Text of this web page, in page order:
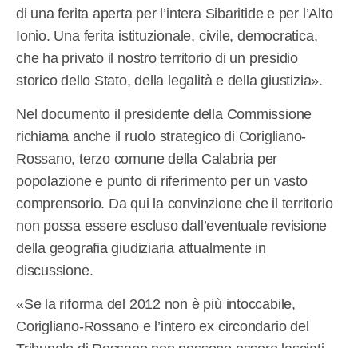
di una ferita aperta per l’intera Sibaritide e per l’Alto
Ionio. Una ferita istituzionale, civile, democratica,
che ha privato il nostro territorio di un presidio
storico dello Stato, della legalità e della giustizia».
Nel documento il presidente della Commissione
richiama anche il ruolo strategico di Corigliano-
Rossano, terzo comune della Calabria per
popolazione e punto di riferimento per un vasto
comprensorio. Da qui la convinzione che il territorio
non possa essere escluso dall’eventuale revisione
della geografia giudiziaria attualmente in
discussione.
«Se la riforma del 2012 non è più intoccabile,
Corigliano-Rossano e l’intero ex circondario del